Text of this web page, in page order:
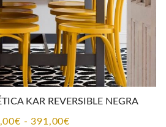
KAR REVERSIBLE NEGRA
€ - 391,00€Rango